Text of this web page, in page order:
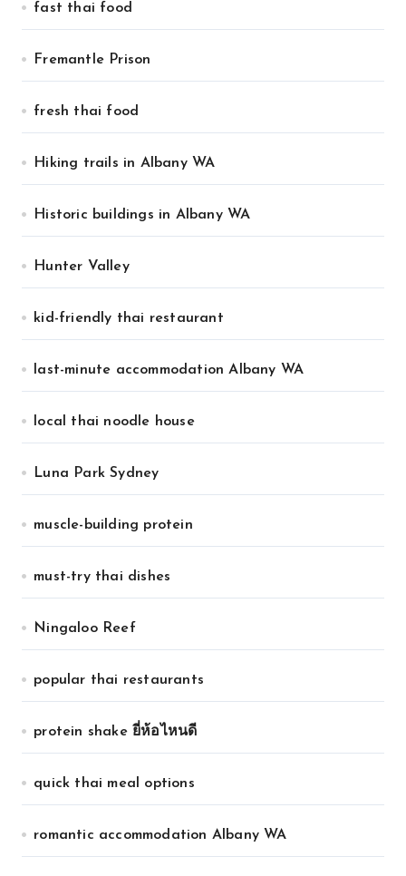
fast thai food
Fremantle Prison
fresh thai food
Hiking trails in Albany WA
Historic buildings in Albany WA
Hunter Valley
kid-friendly thai restaurant
last-minute accommodation Albany WA
local thai noodle house
Luna Park Sydney
muscle-building protein
must-try thai dishes
Ningaloo Reef
popular thai restaurants
protein shake ยี่ห้อไหนดี
quick thai meal options
romantic accommodation Albany WA